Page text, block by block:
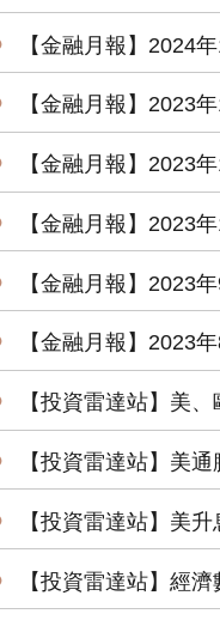
【金融月報】2024
【金融月報】2023
【金融月報】2023
【金融月報】2023
【金融月報】2023
【金融月報】2023
【投資雷達站】美
【投資雷達站】美
【投資雷達站】美
【投資雷達站】經